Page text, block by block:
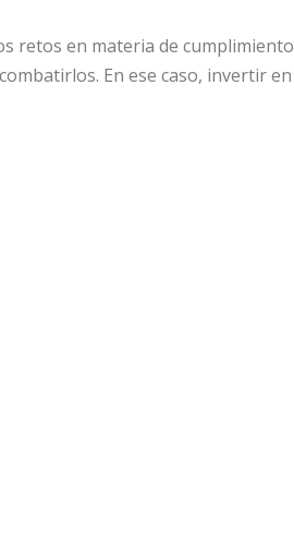
retos en materia de cumplimiento
En ese caso, invertir en